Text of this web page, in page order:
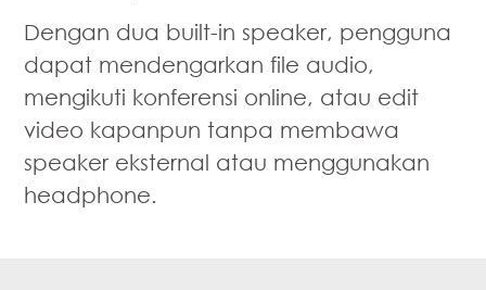
Dengan dua built-in speaker, pengguna
dapat mendengarkan file audio,
mengikuti konferensi online, atau edit
video kapanpun tanpa membawa
speaker eksternal atau menggunakan
headphone.